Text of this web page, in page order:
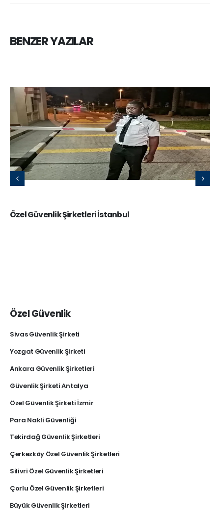
BENZER YAZILAR
Özel Güvenlik Şirketleri İstanbul
Özel Güvenlik
Sivas Güvenlik Şirketi
Yozgat Güvenlik Şirketi
Ankara Güvenlik Şirketleri
Güvenlik Şirketi Antalya
Özel Güvenlik Şirketi İzmir
Para Nakli Güvenliği
Tekirdağ Güvenlik Şirketleri
Çerkezköy Özel Güvenlik Şirketleri
Silivri Özel Güvenlik Şirketleri
Çorlu Özel Güvenlik Şirketleri
Büyük Güvenlik Şirketleri